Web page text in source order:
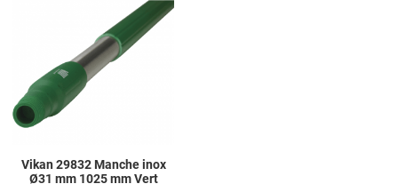
Vikan 29832 Manche inox
Ø31 mm 1025 mm Vert